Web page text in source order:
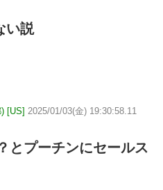
い説
[US] 2025/01/03(金) 19:30:58.11
とプーチンにセールス